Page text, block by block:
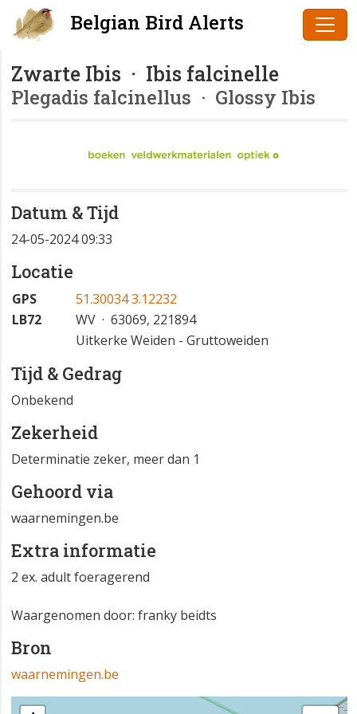
Belgian Bird Alerts
Zwarte Ibis · Ibis falcinelle
Plegadis falcinellus · Glossy Ibis
Datum & Tijd
24-05-2024 09:33
Locatie
GPS
51.30034 3.12232
LB72
WV · 63069, 221894
Uitkerke Weiden - Gruttoweiden
Tijd & Gedrag
Onbekend
Zekerheid
Determinatie zeker, meer dan 1
Gehoord via
waarnemingen.be
Extra informatie
2 ex. adult foeragerend
Waargenomen door: franky beidts
Bron
waarnemingen.be